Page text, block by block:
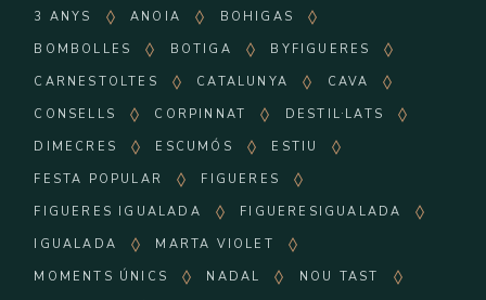
3 ANYS ANOIA
BOHIGAS
BOMBOLLES
BOTIGA
BYFIGUERES
CARNESTOLTES
CATALUNYA
CAVA
CONSELLS
CORPINNAT
DESTIL·LATS
DIMECRES
ESCUMÓS
ESTIU
FESTA POPULAR
FIGUERES
FIGUERES IGUALADA
FIGUERESIGUALADA
IGUALADA
MARTA VIOLET
MOMENTS ÚNICS
NADAL
NOU TAST